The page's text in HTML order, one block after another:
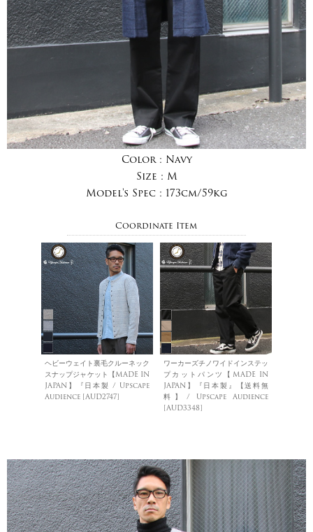
Color : Navy
Size : M
Model's Spec : 173cm/59kg
Coordinate Item
ヘビーウェイト裏毛クルーネック
スナップジャケット【MADE IN
JAPAN】『日本製 / Upscape
Audience [AUD2747]
ワーカーズチノワイドインステッ
プカットパンツ【MADE IN
JAPAN】『日本製』【送料無
料】/ Upscape Audience
[AUD3348]